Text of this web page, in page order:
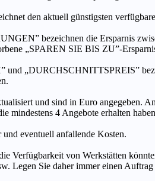
den aktuell günstigsten
bezeichnen die Ersparnis
„SPAREN SIE BIS ZU”-
„DURCHSCHNITTSPREIS”
und sind in Euro angegeben.
mindestens 4 Angebote erhalten
eventuell anfallende Kosten.
Verfügbarkeit von Werkstätten
Legen Sie daher immer einen